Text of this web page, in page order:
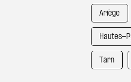
Ariège
Hautes-
Tarn